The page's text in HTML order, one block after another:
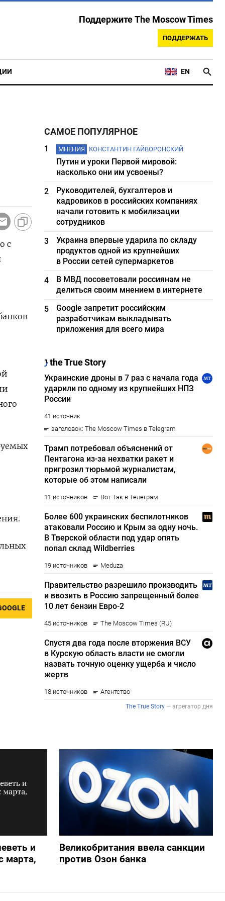
Поддержите The Moscow Times
ПОДДЕРЖАТЬ
EN
с
САМОЕ ПОПУЛЯРНОЕ
1 МНЕНИЯ КОНСТАНТИН ГАЙВОРОНСКИЙ
Путин и уроки Первой мировой:
насколько они им усвоены?
2
Руководителей, бухгалтеров и
кадровиков в российских компаниях
начали готовить к мобилизации
сотрудников
3
Украина впервые ударила по складу
продуктов одной из крупнейших
в России сетей супермаркетов
4
В МВД посоветовали россиянам не
делиться своим мнением в интернете
5
Google запретит российским
разработчикам выкладывать
приложения для всего мира
и
марта,
Великобритания ввела санкции
против Озон банка